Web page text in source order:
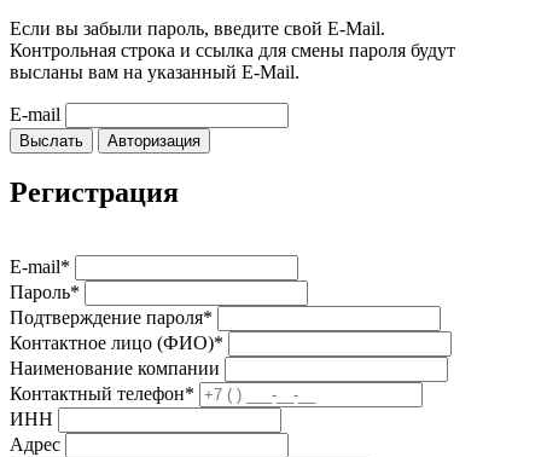
Если вы забыли пароль, введите свой E-Mail.
Контрольная строка и ссылка для смены пароля будут
высланы вам на указанный E-Mail.
E-mail
Выслать Авторизация
Регистрация
E-mail*
Пароль*
Подтверждение пароля*
Контактное лицо (ФИО)*
Наименование компании
Контактный телефон*
ИНН
Адрес